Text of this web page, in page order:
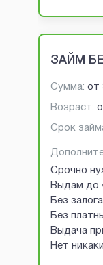
ЗАЙМ
Сумма: от
Возраст:
Срок
Срочно
Выдам до
Без
Без
Выдача
Нет